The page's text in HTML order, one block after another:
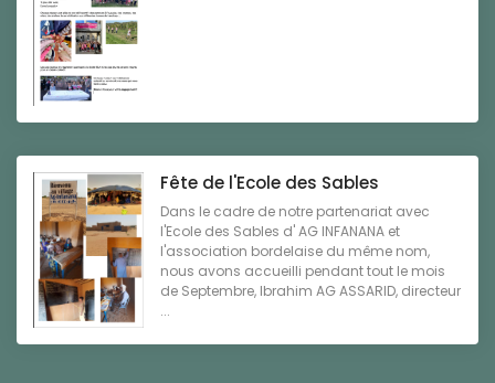
Fête de l'Ecole des Sables
Dans le cadre de notre partenariat avec
l'Ecole des Sables d' AG INFANANA et
l'association bordelaise du même nom,
nous avons accueilli pendant tout le mois
de Septembre, Ibrahim AG ASSARID, directeur
...